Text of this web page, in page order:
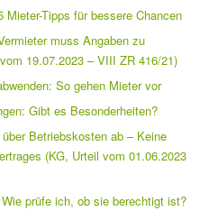
Tipps für bessere Chancen
muss Angaben zu
19.07.2023 – VIII ZR 416/21)
So gehen Mieter vor
Gibt es Besonderheiten?
Betriebskosten ab – Keine
(KG, Urteil vom 01.06.2023
prüfe ich, ob sie berechtigt ist?